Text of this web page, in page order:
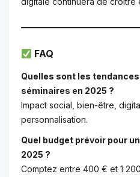
FAQ
Quelles sont les
séminaires en 2025 ?
Impact social, bien-être,
personnalisation.
Quel budget prévoir pour
2025 ?
Comptez entre 400 € et 1